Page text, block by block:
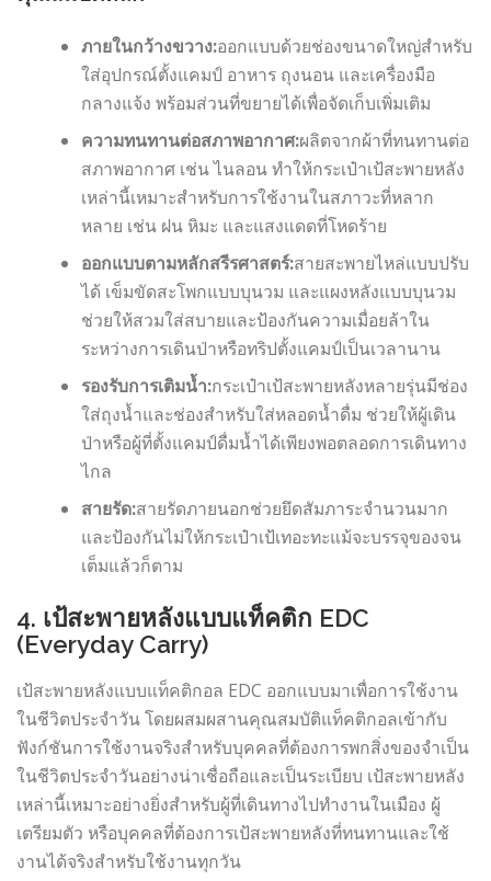
ภายในกว้างขวาง:ออกแบบด้วยช่องขนาดใหญ่สำหรับ
ใส่อุปกรณ์ตั้งแคมป์ อาหาร ถุงนอน และเครื่องมือ
กลางแจ้ง พร้อมส่วนที่ขยายได้เพื่อจัดเก็บเพิ่มเติม
ความทนทานต่อสภาพอากาศ:ผลิตจากผ้าที่ทนทานต่อ
สภาพอากาศ เช่น ไนลอน ทำให้กระเป๋าเป้สะพายหลัง
เหล่านี้เหมาะสำหรับการใช้งานในสภาวะที่หลาก
หลาย เช่น ฝน หิมะ และแสงแดดที่โหดร้าย
ออกแบบตามหลักสรีรศาสตร์:สายสะพายไหล่แบบปรับ
ได้ เข็มขัดสะโพกแบบบุนวม และแผงหลังแบบบุนวม
ช่วยให้สวมใส่สบายและป้องกันความเมื่อยล้าใน
ระหว่างการเดินป่าหรือทริปตั้งแคมป์เป็นเวลานาน
รองรับการเติมน้ำ:กระเป๋าเป้สะพายหลังหลายรุ่นมีช่อง
ใส่ถุงน้ำและช่องสำหรับใส่หลอดน้ำดื่ม ช่วยให้ผู้เดิน
ป่าหรือผู้ที่ตั้งแคมป์ดื่มน้ำได้เพียงพอตลอดการเดินทาง
ไกล
สายรัด:สายรัดภายนอกช่วยยึดสัมภาระจำนวนมาก
และป้องกันไม่ให้กระเป๋าเป้เทอะทะแม้จะบรรจุของจน
เต็มแล้วก็ตาม
4. เป้สะพายหลังแบบแท็คติก EDC
(Everyday Carry)
เป้สะพายหลังแบบแท็คติกอล EDC ออกแบบมาเพื่อการใช้งาน
ในชีวิตประจำวัน โดยผสมผสานคุณสมบัติแท็คติกอลเข้ากับ
ฟังก์ชันการใช้งานจริงสำหรับบุคคลที่ต้องการพกสิ่งของจำเป็น
ในชีวิตประจำวันอย่างน่าเชื่อถือและเป็นระเบียบ เป้สะพายหลัง
เหล่านี้เหมาะอย่างยิ่งสำหรับผู้ที่เดินทางไปทำงานในเมือง ผู้
เตรียมตัว หรือบุคคลที่ต้องการเป้สะพายหลังที่ทนทานและใช้
งานได้จริงสำหรับใช้งานทุกวัน